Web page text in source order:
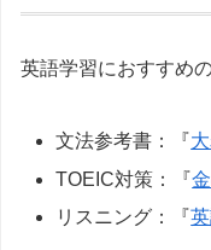
英語学習におすすめ
文法参考書：『
TOEIC対策：『
リスニング：『